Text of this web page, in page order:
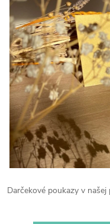
Darčekové poukazy v našej